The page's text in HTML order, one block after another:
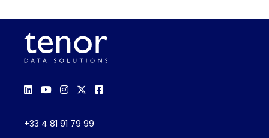
+33 4 81 91 79 99